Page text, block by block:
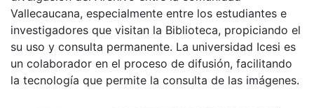
Vallecaucana, especialmente entre los estudiantes e
investigadores que visitan la Biblioteca, propiciando el
su uso y consulta permanente. La universidad Icesi es
un colaborador en el proceso de difusión, facilitando
la tecnología que permite la consulta de las imágenes.